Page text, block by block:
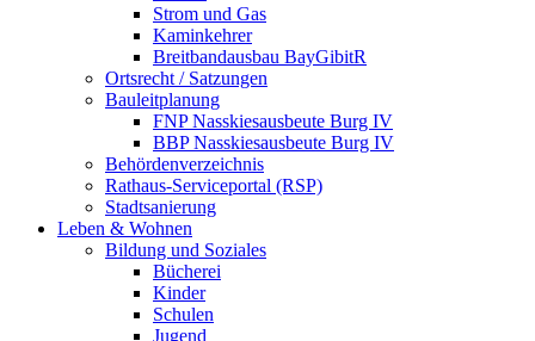
Strom und Gas
Kaminkehrer
Breitbandausbau BayGibitR
Ortsrecht / Satzungen
Bauleitplanung
FNP Nasskiesausbeute Burg IV
BBP Nasskiesausbeute Burg IV
Behördenverzeichnis
Rathaus-Serviceportal (RSP)
Stadtsanierung
Leben & Wohnen
Bildung und Soziales
Bücherei
Kinder
Schulen
Jugend